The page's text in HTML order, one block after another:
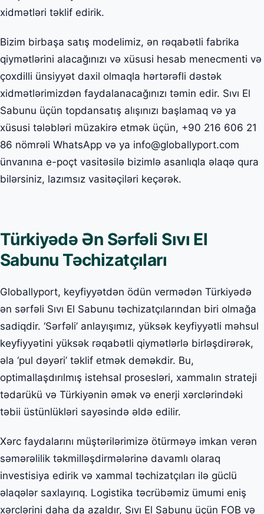
xidmətləri təklif edirik.
Bizim birbaşa satış modelimiz, ən rəqabətli fabrika
qiymətlərini alacağınızı və xüsusi hesab menecmenti və
çoxdilli ünsiyyət daxil olmaqla hərtərəfli dəstək
xidmətlərimizdən faydalanacağınızı təmin edir. Sıvı El
Sabunu üçün topdansatış alışınızı başlamaq və ya
xüsusi tələbləri müzakirə etmək üçün, +90 216 606 21
86 nömrəli WhatsApp və ya info@globallyport.com
ünvanına e-poçt vasitəsilə bizimlə asanlıqla əlaqə qura
bilərsiniz, lazımsız vasitəçiləri keçərək.
Türkiyədə Ən Sərfəli Sıvı El
Sabunu Təchizatçıları
Globallyport, keyfiyyətdən ödün vermədən Türkiyədə
ən sərfəli Sıvı El Sabunu təchizatçılarından biri olmağa
sadiqdir. ‘Sərfəli’ anlayışımız, yüksək keyfiyyətli məhsul
keyfiyyətini yüksək rəqabətli qiymətlərlə birləşdirərək,
əla ‘pul dəyəri’ təklif etmək deməkdir. Bu,
optimallaşdırılmış istehsal prosesləri, xammalın strateji
tədarükü və Türkiyənin əmək və enerji xərclərindəki
təbii üstünlükləri sayəsində əldə edilir.
Xərc faydalarını müştərilərimizə ötürməyə imkan verən
səmərəlilik təkmilləşdirmələrinə davamlı olaraq
investisiya edirik və xammal təchizatçıları ilə güclü
əlaqələr saxlayırıq. Logistika təcrübəmiz ümumi eniş
xərclərini daha da azaldır, Sıvı El Sabunu üçün FOB və